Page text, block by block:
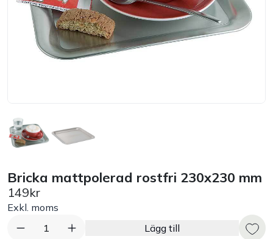
Bord
Exponering & servering
Städutrustning
Arbetskläder
Bricka mattpolerad rostfri 230x230 mm
149kr
Exkl. moms
1
Lägg till